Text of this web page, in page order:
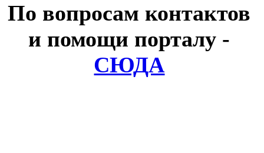
По вопросам контактов
и помощи порталу -
СЮДА